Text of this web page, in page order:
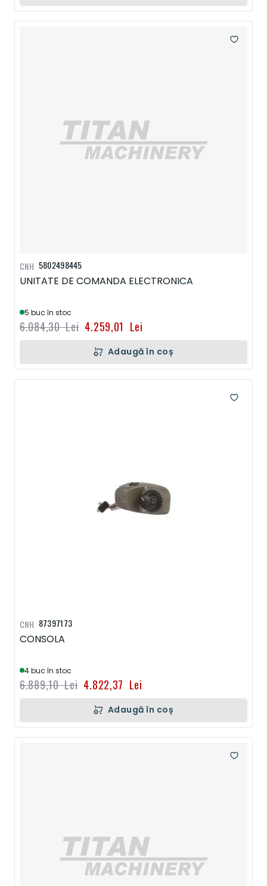
5802498445
UNITATE DE COMANDA ELECTRONICA
5 buc în stoc
4.259,01 Lei
6.084,30 Lei
CNH
Adaugă în coș
87397173
CONSOLA
4 buc în stoc
4.822,37 Lei
6.889,10 Lei
CNH
Adaugă în coș